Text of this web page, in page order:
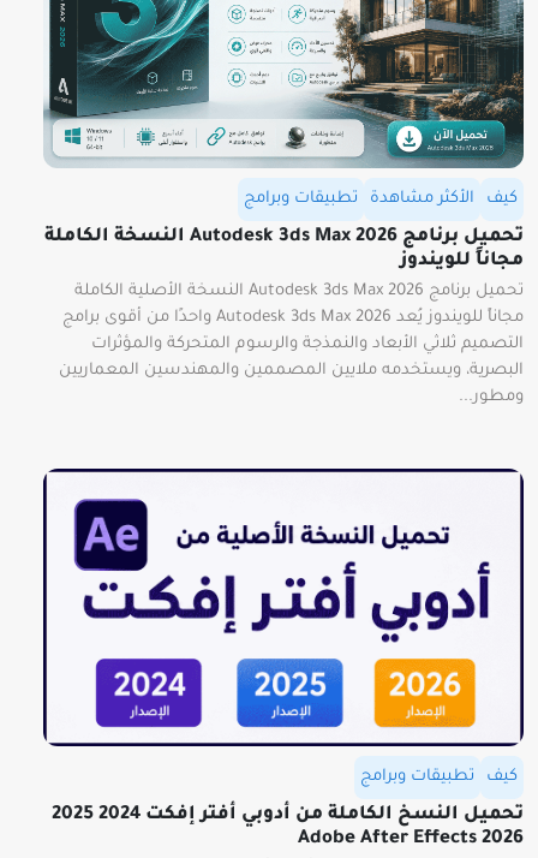
كيف الأكثر مشاهدة تطبيقات وبرامج
تحميل برنامج Autodesk 3ds Max 2026 النسخة الكاملة
مجاناً للويندوز
تحميل برنامج Autodesk 3ds Max 2026 النسخة الأصلية الكاملة
مجاناً للويندوز يُعد Autodesk 3ds Max 2026 واحدًا من أقوى برامج
التصميم ثلاثي الأبعاد والنمذجة والرسوم المتحركة والمؤثرات
البصرية، ويستخدمه ملايين المصممين والمهندسين المعماريين
ومطور...
كيف تطبيقات وبرامج
تحميل النسخ الكاملة من أدوبي أفتر إفكت 2024 2025
2026 Adobe After Effects